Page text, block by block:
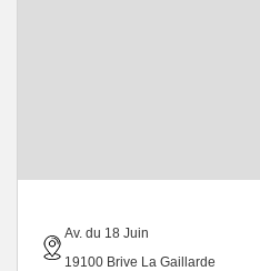
Av. du 18 Juin
19100 Brive La Gaillarde